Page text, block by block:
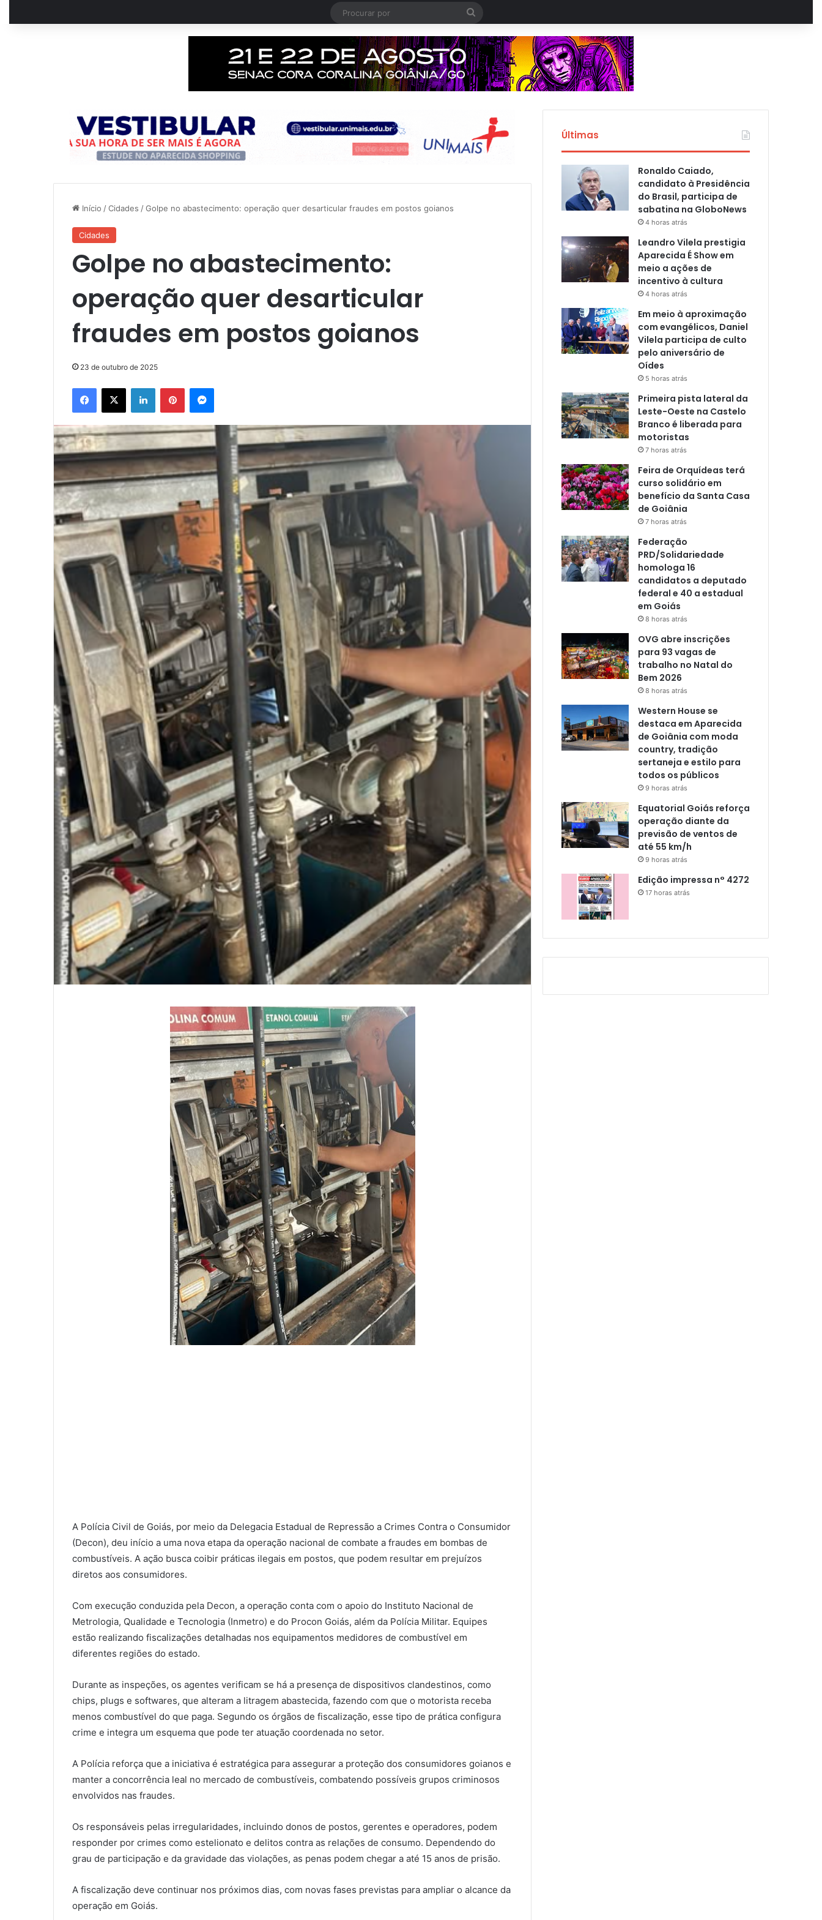
Procurar
por
Início /Cidades /Golpe no abastecimento: operação quer desarticular fraudes em postos goianos
Cidades
Golpe no abastecimento:
operação quer desarticular
fraudes em postos goianos
23 de outubro de 2025
Facebook
X LinkedinPinterestMessenger
A Polícia Civil de Goiás, por meio da Delegacia Estadual de Repressão a Crimes Contra o Consumidor
(Decon), deu início a uma nova etapa da operação nacional de combate a fraudes em bombas de
combustíveis. A ação busca coibir práticas ilegais em postos, que podem resultar em prejuízos
diretos aos consumidores.
Com execução conduzida pela Decon, a operação conta com o apoio do Instituto Nacional de
Metrologia, Qualidade e Tecnologia (Inmetro) e do Procon Goiás, além da Polícia Militar. Equipes
estão realizando fiscalizações detalhadas nos equipamentos medidores de combustível em
diferentes regiões do estado.
Durante as inspeções, os agentes verificam se há a presença de dispositivos clandestinos, como
chips, plugs e softwares, que alteram a litragem abastecida, fazendo com que o motorista receba
menos combustível do que paga. Segundo os órgãos de fiscalização, esse tipo de prática configura
crime e integra um esquema que pode ter atuação coordenada no setor.
A Polícia reforça que a iniciativa é estratégica para assegurar a proteção dos consumidores goianos e
manter a concorrência leal no mercado de combustíveis, combatendo possíveis grupos criminosos
envolvidos nas fraudes.
Os responsáveis pelas irregularidades, incluindo donos de postos, gerentes e operadores, podem
responder por crimes como estelionato e delitos contra as relações de consumo. Dependendo do
grau de participação e da gravidade das violações, as penas podem chegar a até 15 anos de prisão.
A fiscalização deve continuar nos próximos dias, com novas fases previstas para ampliar o alcance da
operação em Goiás.
Últimas
Ronaldo Caiado,
candidato à Presidência
do Brasil, participa de
sabatina na GloboNews
4 horas atrás
Leandro Vilela prestigia
Aparecida É Show em
meio a ações de
incentivo à cultura
4 horas atrás
Em meio à aproximação
com evangélicos, Daniel
Vilela participa de culto
pelo aniversário de
Oídes
5 horas atrás
Primeira pista lateral da
Leste-Oeste na Castelo
Branco é liberada para
motoristas
7 horas atrás
Feira de Orquídeas terá
curso solidário em
benefício da Santa Casa
de Goiânia
7 horas atrás
Federação
PRD/Solidariedade
homologa 16
candidatos a deputado
federal e 40 a estadual
em Goiás
8 horas atrás
OVG abre inscrições
para 93 vagas de
trabalho no Natal do
Bem 2026
8 horas atrás
Western House se
destaca em Aparecida
de Goiânia com moda
country, tradição
sertaneja e estilo para
todos os públicos
9 horas atrás
Equatorial Goiás reforça
operação diante da
previsão de ventos de
até 55 km/h
9 horas atrás
Edição impressa n° 4272
17 horas atrás